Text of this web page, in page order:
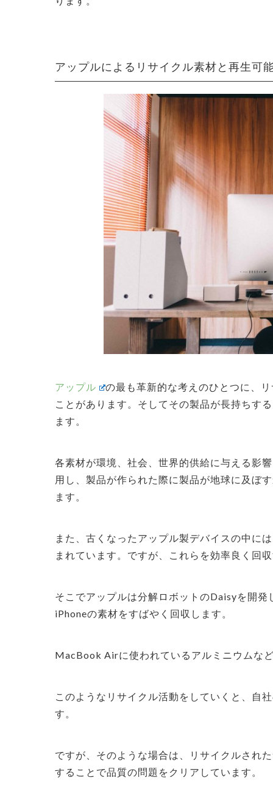
アップルによるリサイクル素材と再生可
アップル
の最も革新的な考えのひとつに、
ことがあります。そしてその製品が長持ちす
ます。
各素材が環境、社会、世界的供給に与える影
用し、製品が作られた際に製品が地球に及ぼ
ます。
また、古くなったアップル製デバイスの中に
まれています。ですが、これらを効率良く回
そこでアップルは分解ロボットのDaisyを開発
iPhoneの素材をすばやく回収します。
MacBook Airに使われているアルミニウムな
このようなリサイクル活動をしていくと、自
す。
ですが、そのような場合は、リサイクルされ
することで品質の問題をクリアしています。